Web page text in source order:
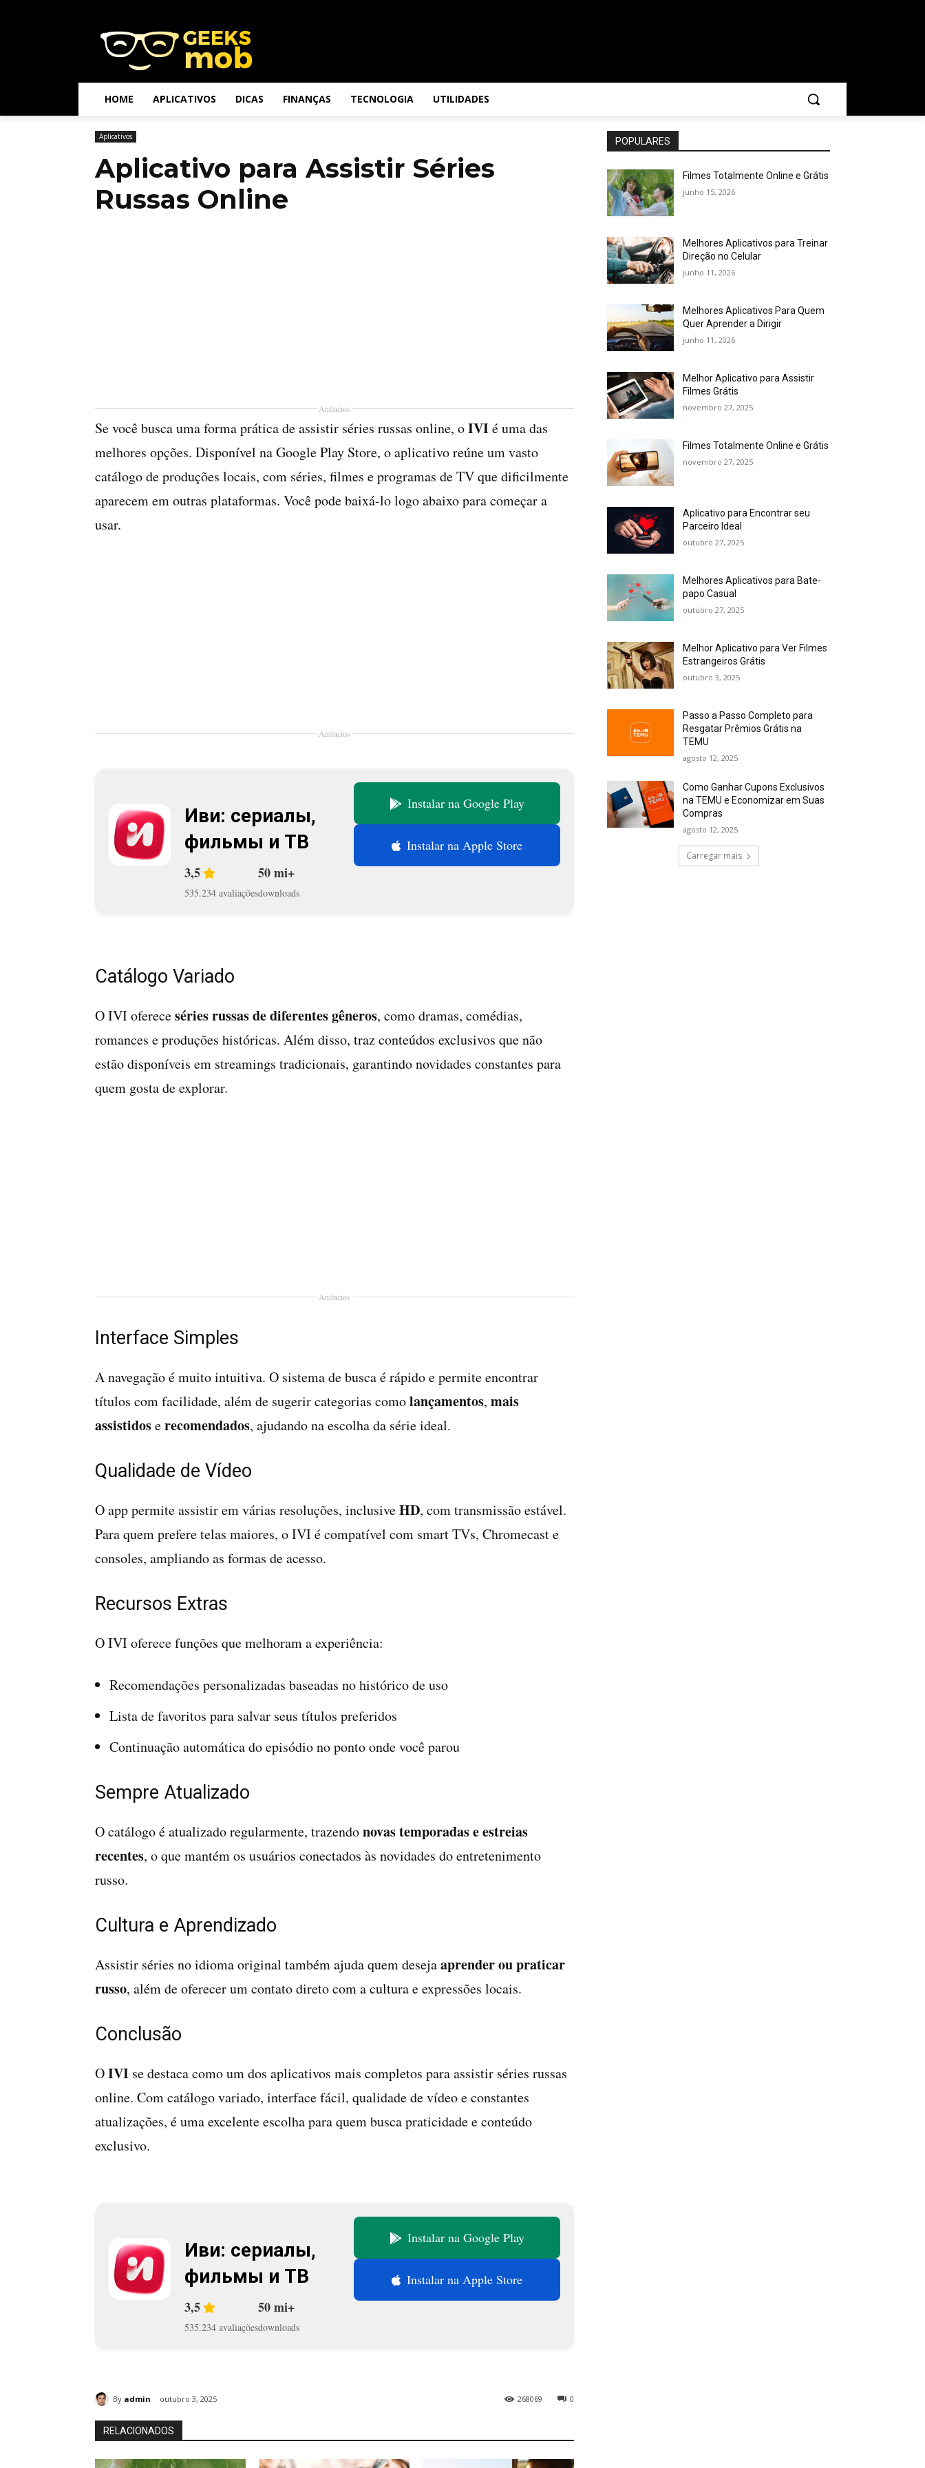
HOME APLICATIVOS DICAS FINANÇAS TECNOLOGIA UTILIDADES
Aplicativos
Aplicativo para Assistir Séries
Russas Online
Anúncios
Se você busca uma forma prática de assistir séries russas online, oIVIé uma das
melhores opções. Disponível na Google Play Store, o aplicativo reúne um vasto
catálogo de produções locais, com séries, filmes e programas de TV que dificilmente
aparecem em outras plataformas. Você pode baixá-lo logo abaixo para começar a
usar.
Anúncios
Иви: сериалы,
фильмы и ТВ
3,5
535.234 avaliações
50 mi+
downloads
Instalar na Google Play
Instalar na Apple Store
Catálogo Variado
O IVI ofereceséries russas de diferentes gêneros, como dramas, comédias,
romances e produções históricas. Além disso, traz conteúdos exclusivos que não
estão disponíveis em streamings tradicionais, garantindo novidades constantes para
quem gosta de explorar.
Anúncios
Interface Simples
A navegação é muito intuitiva. O sistema de busca é rápido e permite encontrar
títulos com facilidade, além de sugerir categorias comolançamentos, mais
assistidoserecomendados, ajudando na escolha da série ideal.
Qualidade de Vídeo
O app permite assistir em várias resoluções, inclusiveHD, com transmissão estável.
Para quem prefere telas maiores, o IVI é compatível com smart TVs, Chromecast e
consoles, ampliando as formas de acesso.
Recursos Extras
O IVI oferece funções que melhoram a experiência:
Recomendações personalizadas baseadas no histórico de uso
Lista de favoritos para salvar seus títulos preferidos
Continuação automática do episódio no ponto onde você parou
Sempre Atualizado
O catálogo é atualizado regularmente, trazendonovas temporadas e estreias
recentes, o que mantém os usuários conectados às novidades do entretenimento
russo.
Cultura e Aprendizado
Assistir séries no idioma original também ajuda quem desejaaprender ou praticar
russo, além de oferecer um contato direto com a cultura e expressões locais.
Conclusão
OIVI se destaca como um dos aplicativos mais completos para assistir séries russas
online. Com catálogo variado, interface fácil, qualidade de vídeo e constantes
atualizações, é uma excelente escolha para quem busca praticidade e conteúdo
exclusivo.
Иви: сериалы,
фильмы и ТВ
3,5
535.234 avaliações
50 mi+
downloads
Instalar na Google Play
Instalar na Apple Store
0
268069
By admin outubro 3, 2025
RELACIONADOS
POPULARES
Filmes Totalmente Online e Grátis
junho 15, 2026
Melhores Aplicativos para Treinar
Direção no Celular
junho 11, 2026
Melhores Aplicativos Para Quem
Quer Aprender a Dirigir
junho 11, 2026
Melhor Aplicativo para Assistir
Filmes Grátis
novembro 27, 2025
Filmes Totalmente Online e Grátis
novembro 27, 2025
Aplicativo para Encontrar seu
Parceiro Ideal
outubro 27, 2025
Melhores Aplicativos para Bate-
papo Casual
outubro 27, 2025
Melhor Aplicativo para Ver Filmes
Estrangeiros Grátis
outubro 3, 2025
Passo a Passo Completo para
Resgatar Prêmios Grátis na
TEMU
agosto 12, 2025
Como Ganhar Cupons Exclusivos
na TEMU e Economizar em Suas
Compras
agosto 12, 2025
Carregar mais